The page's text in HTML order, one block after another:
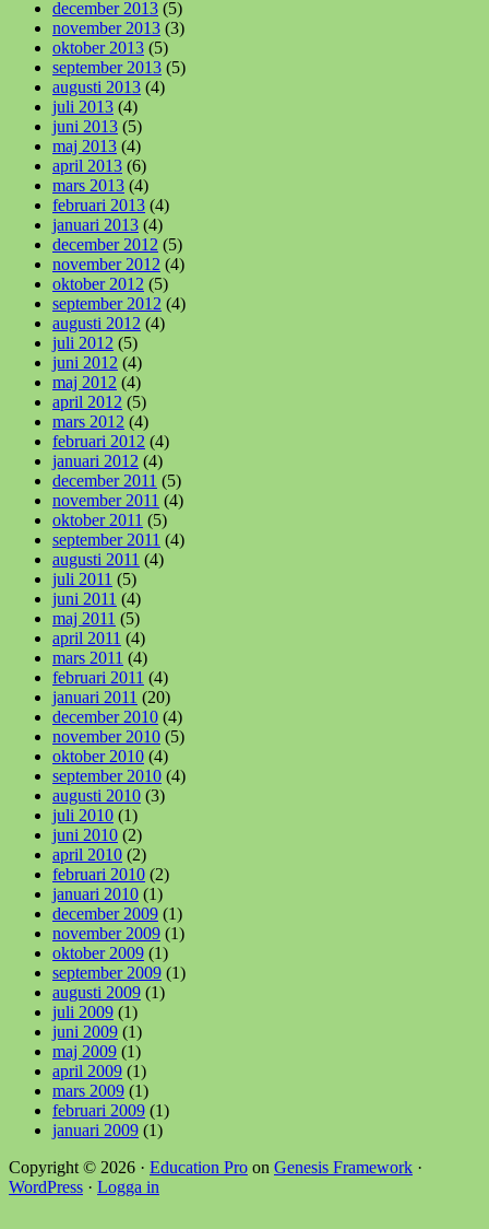
december 2013 (5)
november 2013 (3)
oktober 2013 (5)
september 2013 (5)
augusti 2013 (4)
juli 2013 (4)
juni 2013 (5)
maj 2013 (4)
april 2013 (6)
mars 2013 (4)
februari 2013 (4)
januari 2013 (4)
december 2012 (5)
november 2012 (4)
oktober 2012 (5)
september 2012 (4)
augusti 2012 (4)
juli 2012 (5)
juni 2012 (4)
maj 2012 (4)
april 2012 (5)
mars 2012 (4)
februari 2012 (4)
januari 2012 (4)
december 2011 (5)
november 2011 (4)
oktober 2011 (5)
september 2011 (4)
augusti 2011 (4)
juli 2011 (5)
juni 2011 (4)
maj 2011 (5)
april 2011 (4)
mars 2011 (4)
februari 2011 (4)
januari 2011 (20)
december 2010 (4)
november 2010 (5)
oktober 2010 (4)
september 2010 (4)
augusti 2010 (3)
juli 2010 (1)
juni 2010 (2)
april 2010 (2)
februari 2010 (2)
januari 2010 (1)
december 2009 (1)
november 2009 (1)
oktober 2009 (1)
september 2009 (1)
augusti 2009 (1)
juli 2009 (1)
juni 2009 (1)
maj 2009 (1)
april 2009 (1)
mars 2009 (1)
februari 2009 (1)
januari 2009 (1)
Copyright © 2026 · Education Pro on Genesis Framework ·
WordPress · Logga in